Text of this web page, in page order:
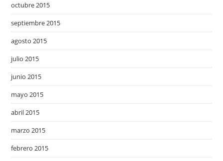
octubre 2015
septiembre 2015
agosto 2015
julio 2015
junio 2015
mayo 2015
abril 2015
marzo 2015
febrero 2015